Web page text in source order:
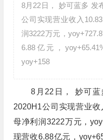
8月22日， 妙可蓝多 发
公司实现营业收入
润3222万元，
6.88亿元，
yoy+158
8月22日， 妙可蓝多
2020H1公司实现营业
母净利润3222万元，
现营收6.88亿元，